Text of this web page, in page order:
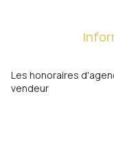
Les honoraires
vendeur